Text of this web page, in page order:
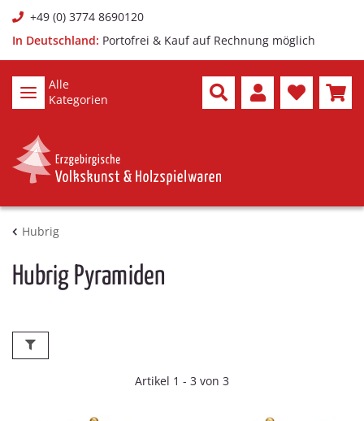
+49 (0) 3774 8690120
In Deutschland: Portofrei & Kauf auf Rechnung möglich
Alle
Kategorien
Hubrig
Hubrig Pyramiden
Artikel 1 - 3 von 3